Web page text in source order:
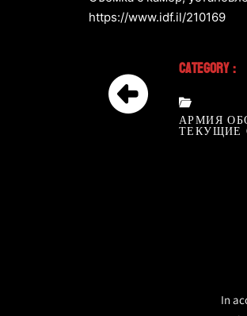
https://www.idf.il/210169
Category :
АРМИЯ
ТЕКУЩИЕ
In